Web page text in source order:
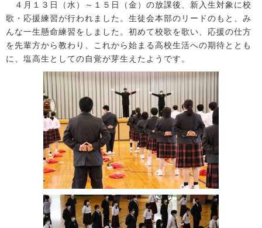
４月１３日（水）～１５日（金）の放課後、新入生対象に校
歌・応援練習が行われました。生徒会本部のリードのもと、み
んな一生懸命練習をしました。初めて校歌を歌い、応援の仕方
を先輩方から教わり、これから始まる高校生活への期待ととも
に、塩高生としての自覚が芽生えたようです。